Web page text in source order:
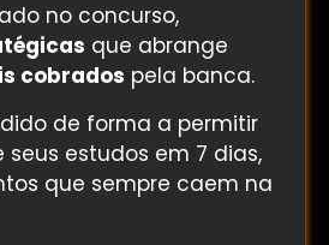
no concurso,
que abrange
cobrados pela banca.
de forma a permitir
seus estudos em 7 dias,
que sempre caem na